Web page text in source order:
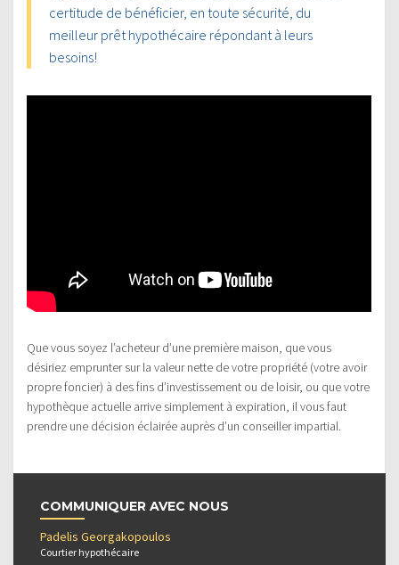
certitude de bénéficier, en toute sécurité, du
meilleur prêt hypothécaire répondant à leurs
besoins!
Que vous soyez l’acheteur d’une première maison, que vous
désiriez emprunter sur la valeur nette de votre propriété (votre avoir
propre foncier) à des fins d’investissement ou de loisir, ou que votre
hypothèque actuelle arrive simplement à expiration, il vous faut
prendre une décision éclairée auprès d’un conseiller impartial.
COMMUNIQUER AVEC NOUS
Padelis Georgakopoulos
Courtier hypothécaire